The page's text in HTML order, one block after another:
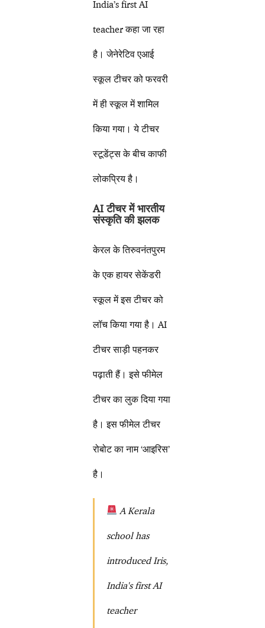
India’s first AI
teacher कहा जा रहा
है। जेनेरेटिव एआई
स्कूल टीचर को फरवरी
में ही स्कूल में शामिल
किया गया। ये टीचर
स्टूडेंट्स के बीच काफी
लोकप्रिय है।
AI टीचर में भारतीय
संस्कृति की झलक
केरल के तिरुवनंतपुरम
के एक हायर सेकेंडरी
स्कूल में इस टीचर को
लॉच किया गया है। AI
टीचर साड़ी पहनकर
पढ़ाती हैं। इसे फीमेल
टीचर का लुक दिया गया
है। इस फीमेल टीचर
रोबोट का नाम ‘आइरिस’
है।
A Kerala
school has
introduced Iris,
India's first AI
teacher